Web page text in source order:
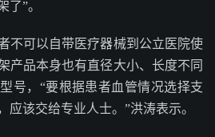
了”。
不可以自带医疗器械到公立医院使
产品本身也有直径大小、长度不同
号，“要根据患者血管情况选择支
应该交给专业人士。”洪涛表示。